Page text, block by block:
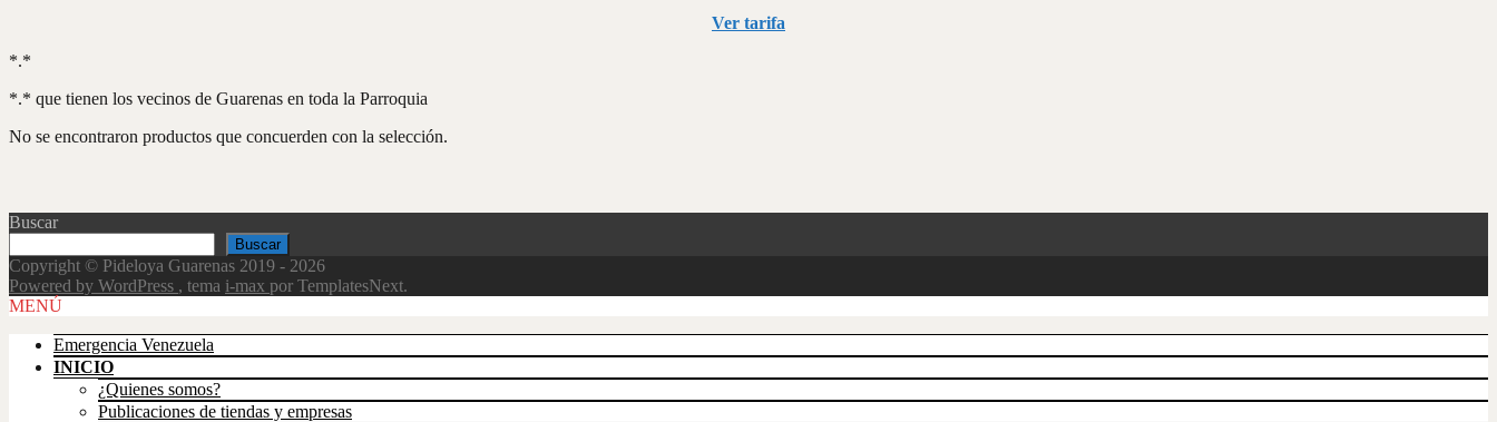
Ver tarifa
*.*
*.* que tienen los vecinos de Guarenas en toda la Parroquia
No se encontraron productos que concuerden con la selección.
Buscar
Buscar
Copyright © Pideloya Guarenas 2019 - 2026
Powered by WordPress , tema i-max por TemplatesNext.
Scroll
MENÚ
Emergencia Venezuela
INICIO
¿Quienes somos?
Publicaciones de tiendas y empresas